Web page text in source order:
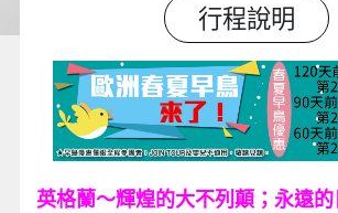
行程說明
英格蘭～輝煌的大不列顛；永遠